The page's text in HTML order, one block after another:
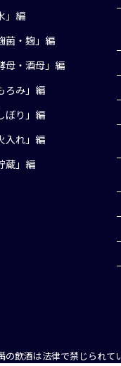
」編
菌・麹」編
母・酒母」編
ろみ」編
ぼり」編
入れ」編
蔵」編
飲酒は法律で禁じられてい